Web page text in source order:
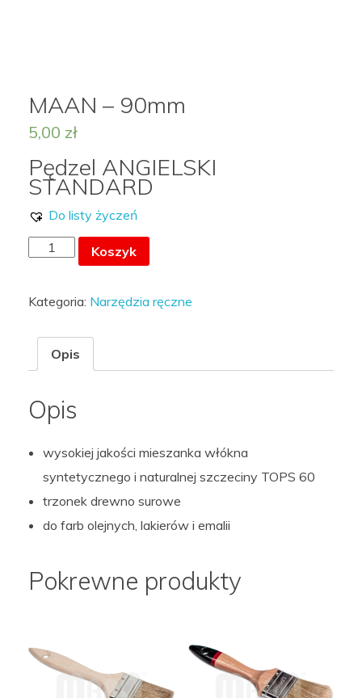
LISTA ŻYCZEŃ –
MAAN – 90mm
5,00 zł
Pędzel ANGIELSKI
STANDARD
Do listy życzeń
ilość
90mm
Koszyk
Kategoria: Narzędzia ręczne
Opis
Opis
wysokiej jakości mieszanka włókna
syntetycznego i naturalnej szczeciny TOPS 60
trzonek drewno surowe
do farb olejnych, lakierów i emalii
Pokrewne produkty